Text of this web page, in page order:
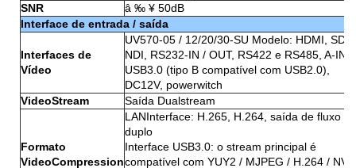
SNR
â ‰ ¥ 50dB
Interface de entrada / saída
Interfaces de
Vídeo
UV570-05 / 12/20/30-SU Modelo: HDMI, SDI,
NDI, RS232-IN / OUT, RS422 e RS485, A-IN,
USB3.0 (tipo B compatível com USB2.0),
DC12V, powerwitch
VideoStream
Saída Dualstream
Formato
VideoCompression
LANInterface: H.265, H.264, saída de fluxo
duplo
Interface USB3.0: o stream principal é
compatível com YUY2 / MJPEG / H.264 /